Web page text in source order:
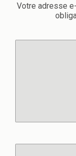
Votre adresse